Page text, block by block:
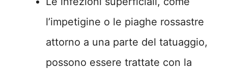
l’impetigine o le piaghe rossastre
attorno a una parte del tatuaggio,
possono essere trattate con la